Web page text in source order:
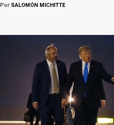
Por SALOMÓN MICHITTE